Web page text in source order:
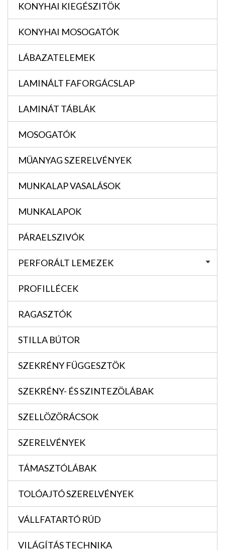
KONYHAI KIEGÉSZITÖK
KONYHAI MOSOGATÓK
LÁBAZATELEMEK
LAMINÁLT FAFORGÁCSLAP
LAMINÁT TÁBLÁK
MOSOGATÓK
MÜANYAG SZERELVÉNYEK
MUNKALAP VASALÁSOK
MUNKALAPOK
PÁRAELSZIVÓK
PERFORÁLT LEMEZEK
PROFILLÉCEK
RAGASZTÓK
STILLA BÚTOR
SZEKRÉNY FÜGGESZTÖK
SZEKRÉNY- ÉS SZINTEZÖLÁBAK
SZELLÖZÖRÁCSOK
SZERELVÉNYEK
TÁMASZTÓLÁBAK
TOLÓAJTÓ SZERELVÉNYEK
VÁLLFATARTÓ RÚD
VILÁGÍTÁS TECHNIKA